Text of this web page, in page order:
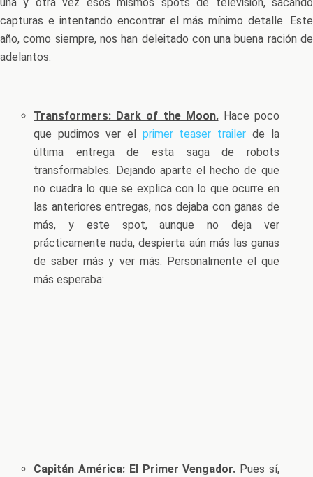
capturas e intentando encontrar el más mínimo detalle. Este
año, como siempre, nos han deleitado con una buena ración de
adelantos:
Transformers: Dark of the Moon.Hace poco
que pudimos ver el primer teaser trailer de la
última entrega de esta saga de robots
transformables. Dejando aparte el hecho de que
no cuadra lo que se explica con lo que ocurre en
las anteriores entregas, nos dejaba con ganas de
más, y este spot, aunque no deja ver
prácticamente nada, despierta aún más las ganas
de saber más y ver más. Personalmente el que
más esperaba:
Capitán América: El Primer Vengador. Pues sí,